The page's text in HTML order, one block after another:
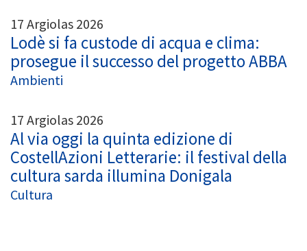
17 Argiolas 2026
Lodè si fa custode di acqua e clima:
prosegue il successo del progetto ABBA
Ambienti
17 Argiolas 2026
Al via oggi la quinta edizione di
CostellAzioni Letterarie: il festival della
cultura sarda illumina Donigala
Cultura